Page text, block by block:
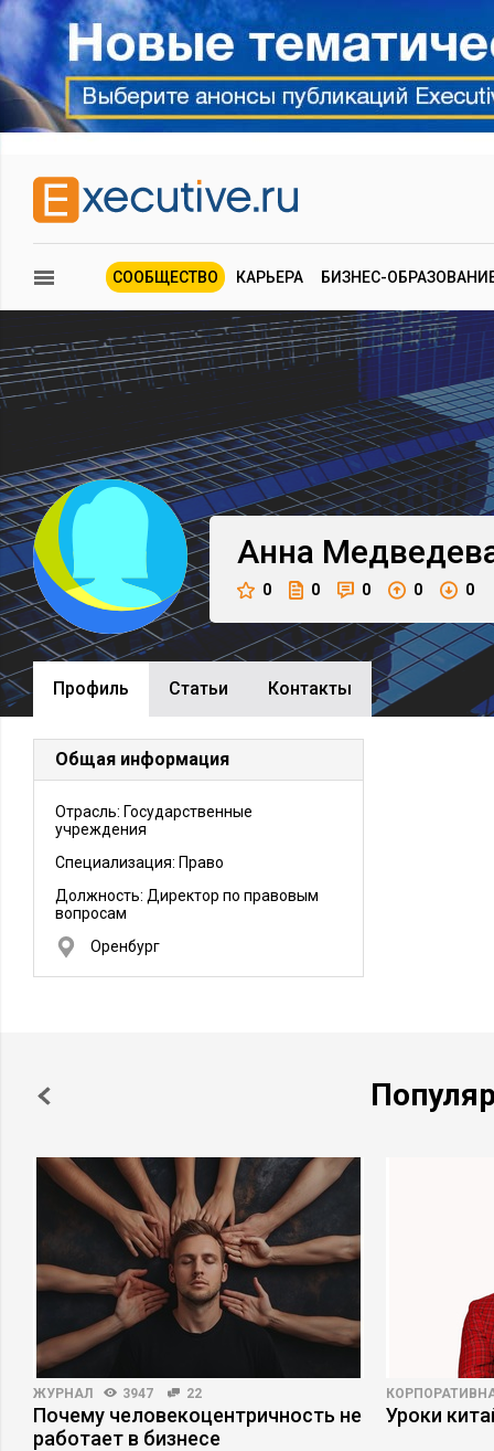
СООБЩЕСТВО КАРЬЕРА БИЗНЕС-
Анна
0 0 0 0 0
Профиль Cтатьи Контакты
Общая информация
Отрасль: Государственные
учреждения
Специализация: Право
Должность: Директор по правовым
вопросам
Оренбург
ЖУРНАЛ 3947 22
Почему человекоцентричность не
работает в бизнесе
Уроки